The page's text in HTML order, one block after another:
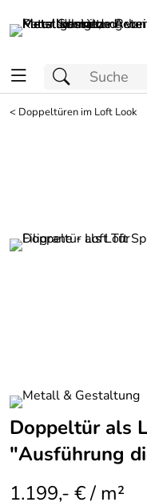
< Doppeltüren im Loft Look
Doppeltür als
"Ausführung
1.199,- € / m²